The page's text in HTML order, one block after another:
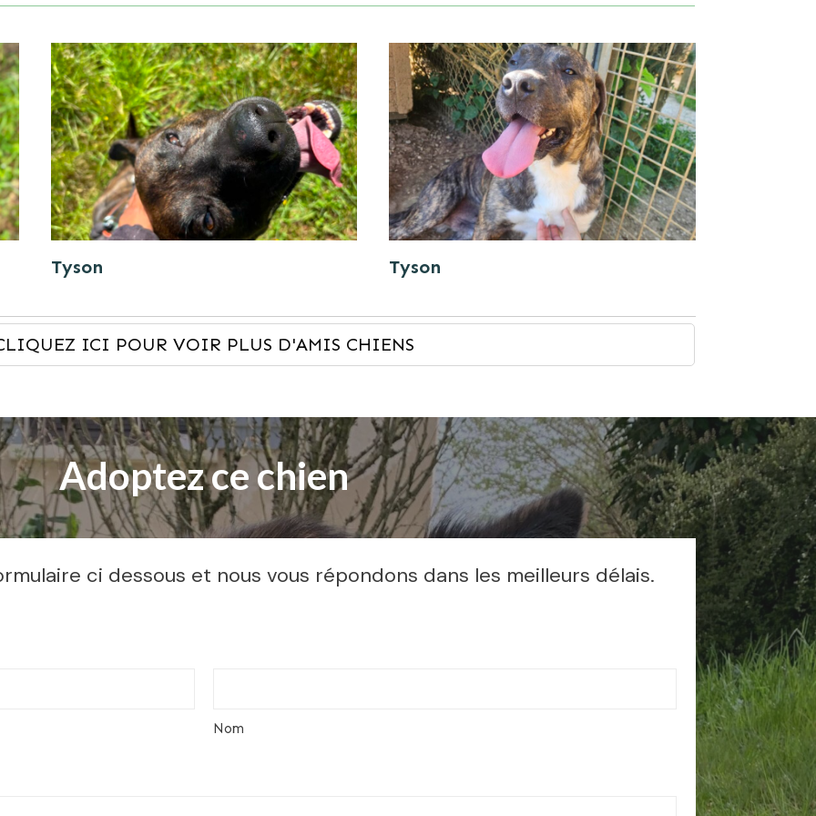
Tyson Tyson
ICI POUR VOIR PLUS D'AMIS CHIENS
Adoptez ce chien
ci dessous et nous vous répondons dans les meilleurs délais.
Nom